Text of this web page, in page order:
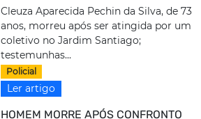
Cleuza Aparecida Pechin da Silva, de 73
anos, morreu após ser atingida por um
coletivo no Jardim Santiago;
testemunhas...
Policial
Ler artigo
HOMEM MORRE APÓS CONFRONTO